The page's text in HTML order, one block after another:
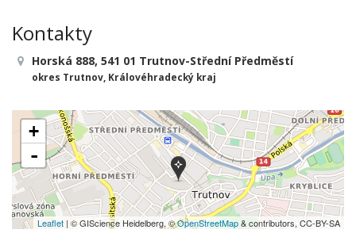
Kontakty
Horská 888, 541 01 Trutnov-Střední Předměstí
okres Trutnov, Královéhradecký kraj
+
-
Leaflet | © GIScience Heidelberg, ©OpenStreetMap& contributors, CC-BY-SA